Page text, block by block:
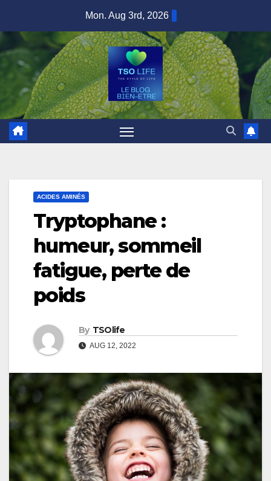
Mon. Aug 3rd, 2026
ACIDES AMINÉS
Tryptophane :
humeur, sommeil
fatigue, perte de
poids
By TSOlife
AUG 12, 2022